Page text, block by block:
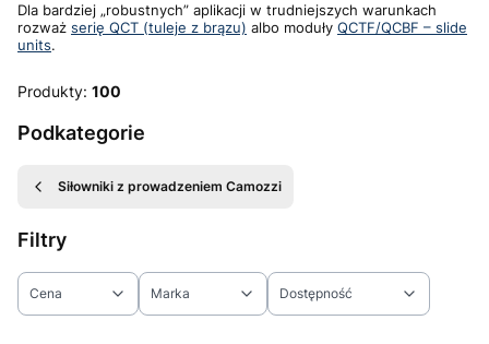
Dla bardziej „robustnych” aplikacji w trudniejszych warunkach
rozważ serię QCT (tuleje z brązu) albo moduły QCTF/QCBF – slide
units.
Produkty: 100
Podkategorie
Siłowniki z prowadzeniem Camozzi
Filtry
Cena Marka Dostępność